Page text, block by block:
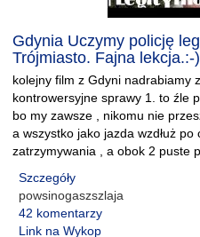
Gdynia Uczymy policję
Trójmiasto. Fajna lekcja.:-)
kolejny film z Gdyni nadrabiamy
kontrowersyjne sprawy 1. to źle
bo my zawsze , nikomu nie
a wszystko jako jazda wzdłuż
zatrzymywania , a obok 2 puste
Szczegóły
powsinogaszszlaja
42 komentarzy
Link na Wykop